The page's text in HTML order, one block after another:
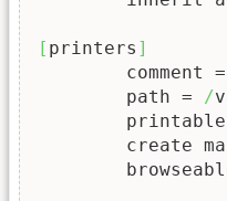
[ printers ]
comment
        path =
/
create